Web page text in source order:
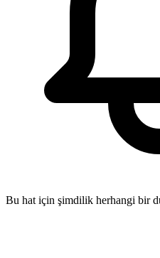
Bu hat için şimdilik herhangi bir